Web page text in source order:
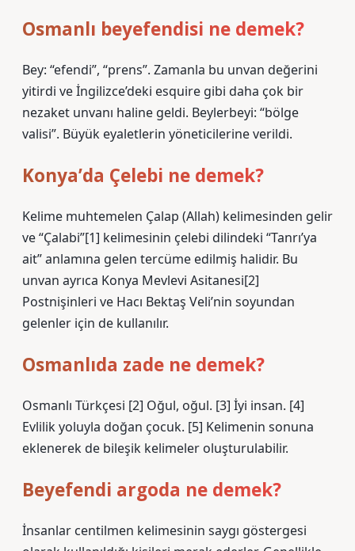
Osmanlı beyefendisi ne demek?
Bey: “efendi”, “prens”. Zamanla bu unvan değerini
yitirdi ve İngilizce’deki esquire gibi daha çok bir
nezaket unvanı haline geldi. Beylerbeyi: “bölge
valisi”. Büyük eyaletlerin yöneticilerine verildi.
Konya’da Çelebi ne demek?
Kelime muhtemelen Çalap (Allah) kelimesinden gelir
ve “Çalabi”[1] kelimesinin çelebi dilindeki “Tanrı’ya
ait” anlamına gelen tercüme edilmiş halidir. Bu
unvan ayrıca Konya Mevlevi Asitanesi[2]
Postnişinleri ve Hacı Bektaş Veli’nin soyundan
gelenler için de kullanılır.
Osmanlıda zade ne demek?
Osmanlı Türkçesi [2] Oğul, oğul. [3] İyi insan. [4]
Evlilik yoluyla doğan çocuk. [5] Kelimenin sonuna
eklenerek de bileşik kelimeler oluşturulabilir.
Beyefendi argoda ne demek?
İnsanlar centilmen kelimesinin saygı göstergesi